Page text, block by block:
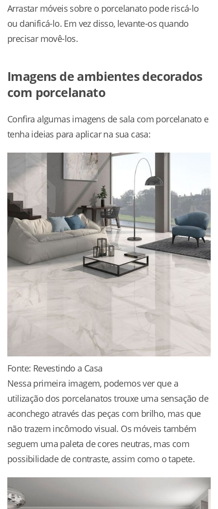
Arrastar móveis sobre o porcelanato pode riscá-lo
ou danificá-lo. Em vez disso, levante-os quando
precisar movê-los.
Imagens de ambientes decorados
com porcelanato
Confira algumas imagens de sala com porcelanato e
tenha ideias para aplicar na sua casa:
Fonte: Revestindo a Casa
Nessa primeira imagem, podemos ver que a
utilização dos porcelanatos trouxe uma sensação de
aconchego através das peças com brilho, mas que
não trazem incômodo visual. Os móveis também
seguem uma paleta de cores neutras, mas com
possibilidade de contraste, assim como o tapete.